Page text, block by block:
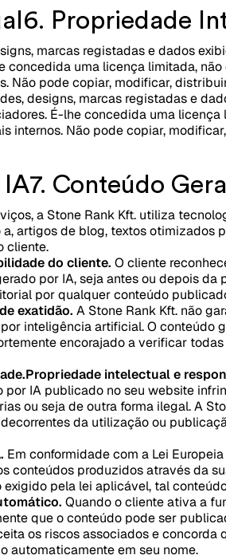
6. Propriedade
marcas registadas e dados
concedida uma licença limitada,
Não pode copiar, modificar,
designs, marcas registadas e
É-lhe concedida uma
internos. Não pode copiar,
IA7. Conteúdo
a Stone Rank Kft. utiliza
artigos de blog, textos otimizados
cliente.
do cliente. O cliente
por IA, seja antes ou depois
por qualquer conteúdo
exatidão. A Stone Rank Kft. não
inteligência artificial. O conteúdo
encorajado a verificar
Propriedade intelectual e
IA publicado no seu website
ou seja de outra forma ilegal. A
da utilização ou
Em conformidade com a Lei
conteúdos produzidos através da
pela lei aplicável, tal
Quando o cliente ativa a
que o conteúdo pode ser
os riscos associados e concorda
automaticamente em seu nome.